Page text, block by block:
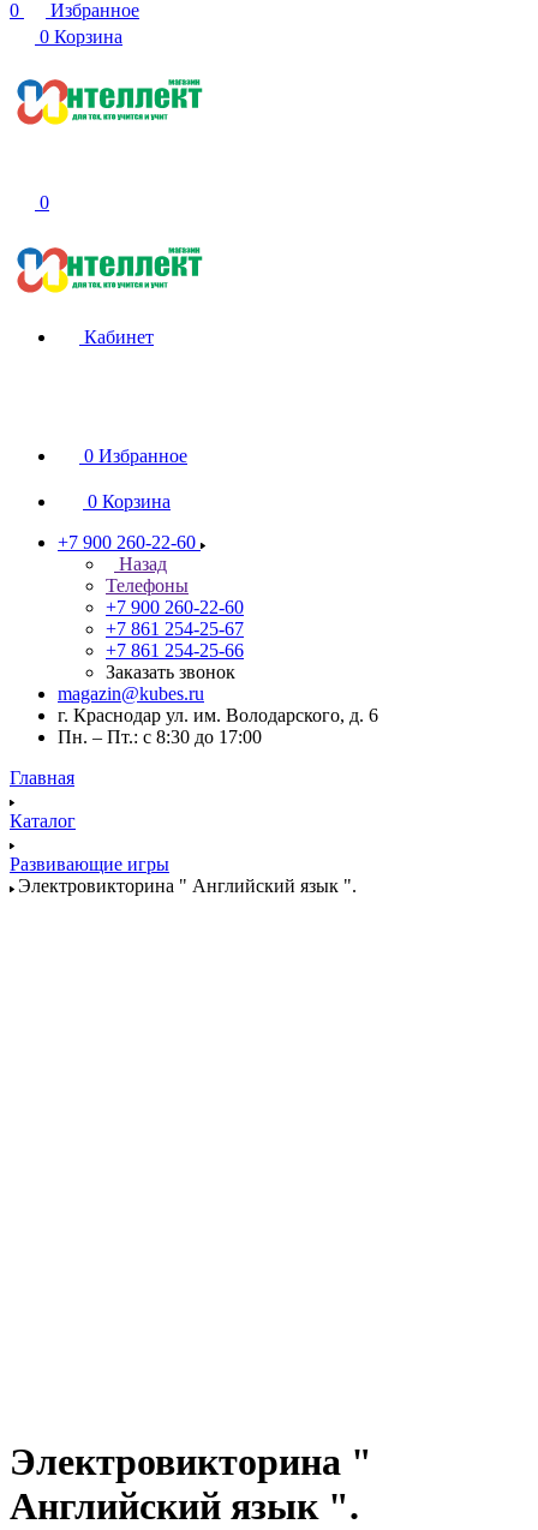
0
Избранное
0 Корзина
0
Кабинет
0 Избранное
0 Корзина
+7 900 260-22-60
Назад
Телефоны
+7 900 260-22-60
+7 861 254-25-67
+7 861 254-25-66
Заказать звонок
magazin@kubes.ru
г. Краснодар ул. им. Володарского, д. 6
Пн. – Пт.: с 8:30 до 17:00
Главная
Каталог
Развивающие игры
Электровикторина " Английский язык ".
Электровикторина "
Английский язык ".